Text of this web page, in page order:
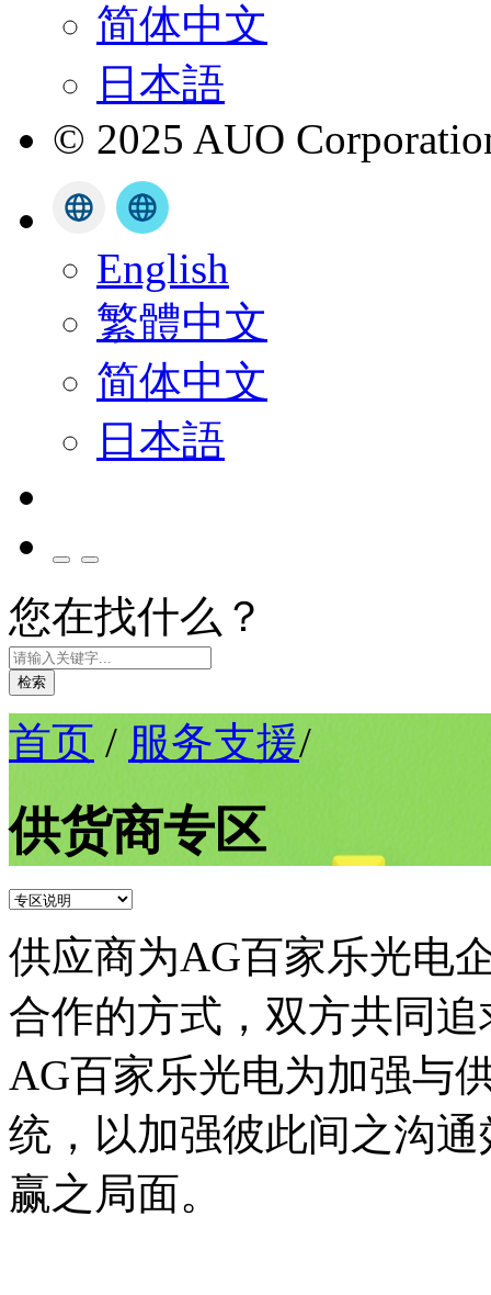
简体中文
日本語
© 2025 AUO
English
繁體中文
简体中文
日本語
您在找什么？
检索
首页 / 服务支援/
供货商专区
供应商为AG百家乐光电
合作的方式，双方共同
AG百家乐光电为加强与
统，以加强彼此间之沟
赢之局面。